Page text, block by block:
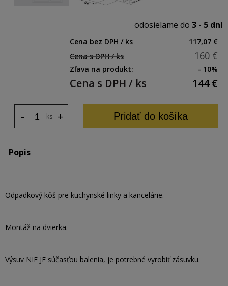
odosielame do 3 - 5 dní
Cena bez DPH / ks
117,07 €
Cena s DPH / ks
160 €
Zľava na produkt: - 10%
Cena s DPH / ks 144 €
ks +
- Pridať do košíka
Popis
Odpadkový kôš pre kuchynské linky a kancelárie.
Montáž na dvierka.
Výsuv NIE JE súčasťou balenia, je potrebné vyrobiť zásuvku.